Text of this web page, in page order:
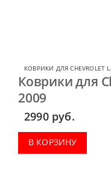
КОВРИКИ ДЛЯ CHEVROLET
Коврики для
2009
2990 руб.
В КОРЗИНУ